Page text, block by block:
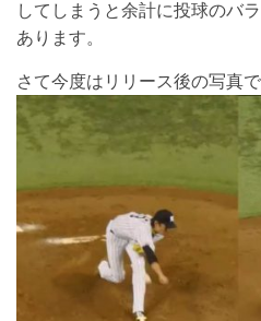
してしまうと余計に投球のバ
あります。
さて今度はリリース後の写真で